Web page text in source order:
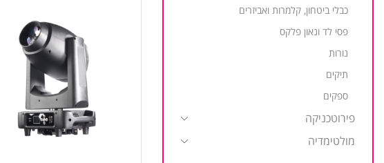
כבלי ביטחון, קלמרות ואביזרים
פסי לד ונאון פלקס
נורות
תיקים
ספקים
פירוטכניקה
מולטימדיה